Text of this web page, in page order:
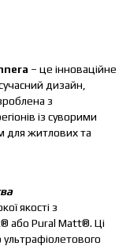
– це інноваційне
дизайн,
з
із суворими
для житлових та
якості з
або Pural Matt®. Ці
ультрафіолетового